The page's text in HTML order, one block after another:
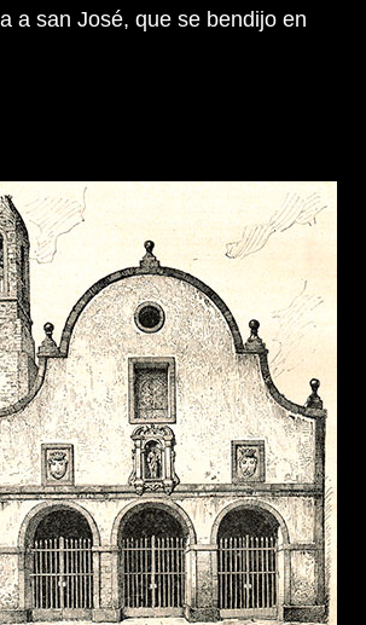
a san José, que se bendijo en